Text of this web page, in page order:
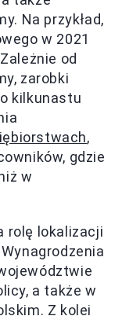
Na przykład,
w 2021
od
zarobki
kilkunastu
,
gdzie
w
rolę lokalizacji
a także w
Z kolei